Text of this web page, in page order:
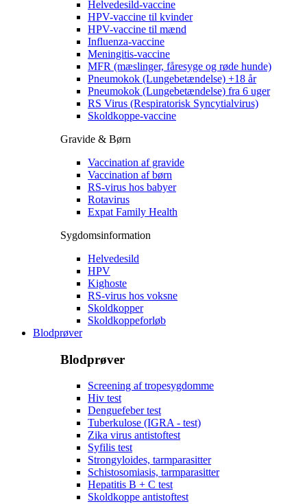
Helvedesild-vaccine
HPV-vaccine til kvinder
HPV-vaccine til mænd
Influenza-vaccine
Meningitis-vaccine
MFR (mæslinger, fåresyge og røde hunde)
Pneumokok (Lungebetændelse) +18 år
Pneumokok (Lungebetændelse) fra 6 uger
RS Virus (Respiratorisk Syncytialvirus)
Skoldkoppe-vaccine
Gravide & Børn
Vaccination af gravide
Vaccination af børn
RS-virus hos babyer
Rotavirus
Expat Family Health
Sygdomsinformation
Helvedesild
HPV
Kighoste
RS-virus hos voksne
Skoldkopper
Skoldkoppeforløb
Blodprøver
Blodprøver
Screening af tropesygdomme
Hiv test
Denguefeber test
Tuberkulose (IGRA - test)
Zika virus antistoftest
Syfilis test
Strongyloides, tarmparasitter
Schistosomiasis, tarmparasitter
Hepatitis B + C test
Skoldkoppe antistoftest